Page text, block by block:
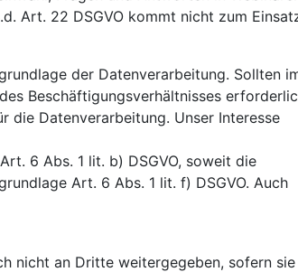
Art. 22 DSGVO kommt nicht zum
der Datenverarbeitung. Sollten
Beschäftigungsverhältnisses
die Datenverarbeitung. Unser Interesse
6 Abs. 1 lit. b) DSGVO, soweit die
Art. 6 Abs. 1 lit. f) DSGVO. Auch
nicht an Dritte weitergegeben, sofern sie